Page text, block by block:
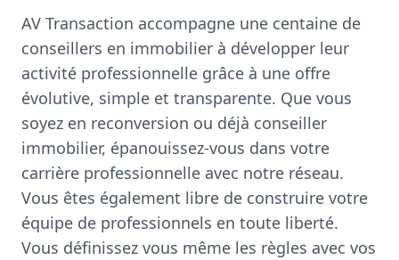
AV Transaction accompagne une centaine de
conseillers en immobilier à développer leur
activité professionnelle grâce à une offre
évolutive, simple et transparente. Que vous
soyez en reconversion ou déjà conseiller
immobilier, épanouissez-vous dans votre
carrière professionnelle avec notre réseau.
Vous êtes également libre de construire votre
équipe de professionnels en toute liberté.
Vous définissez vous même les règles avec vos